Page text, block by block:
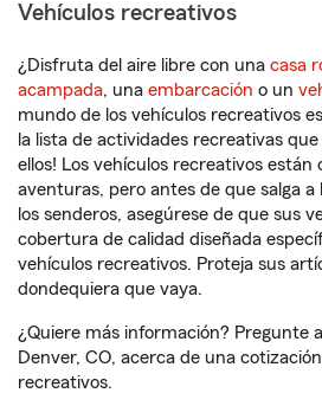
Vehículos recreativos
¿Disfruta del aire libre con una casa
acampada, una embarcación o un
mundo de los vehículos recreativos
la lista de actividades recreativas
ellos! Los vehículos recreativos están
aventuras, pero antes de que salga a
los senderos, asegúrese de que sus
cobertura de calidad diseñada
vehículos recreativos. Proteja sus
dondequiera que vaya.
¿Quiere más información? Pregunte
Denver, CO, acerca de una
recreativos.